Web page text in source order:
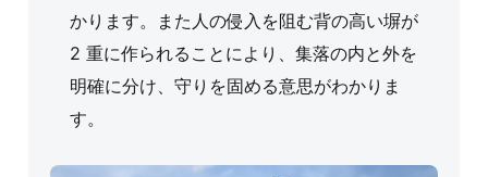
かります。また人の侵入を阻む背の高い塀が
2 重に作られることにより、集落の内と外を
明確に分け、守りを固める意思がわかりま
す。